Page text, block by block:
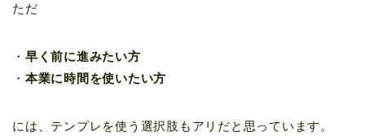
ただ
・ 早く前に進みたい方
・ 本業に時間を使いたい方
には、テンプレを使う選択肢もアリだと思っています。